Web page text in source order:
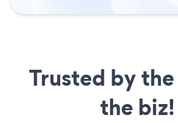
Trusted by
the biz!